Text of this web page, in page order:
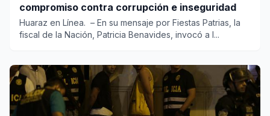
compromiso contra corrupción e inseguridad
Huaraz en Línea. – En su mensaje por Fiestas Patrias, la
fiscal de la Nación, Patricia Benavides, invocó a l...